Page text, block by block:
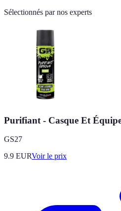
Sélectionnés par nos experts
Purifiant - Casque Et
GS27
9.9 EURVoir le prix